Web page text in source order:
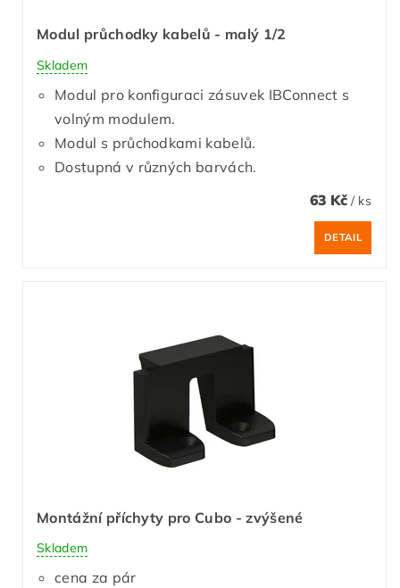
Modul průchodky kabelů - malý 1/2
Skladem
Modul pro konfiguraci zásuvek IBConnect s
volným modulem.
Modul s průchodkami kabelů.
Dostupná v různých barvách.
63 Kč / ks
DETAIL
Montážní příchyty pro Cubo - zvýšené
Skladem
cena za pár